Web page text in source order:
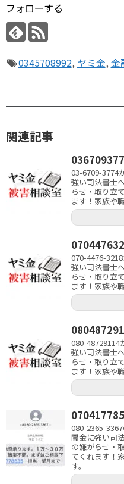
フォローする
0345708992, ヤミ金, 金
関連記事
03-6709-3774
強い司法書士
らせ・取り立
ます！家族や
070-4476-
強い司法書士
らせ・取り立
ます！家族や
080-48729114
強い司法書士
らせ・取り立
ます！家族や
080-2365-
闇金に強い司
の嫌がらせ・
てくれます！
す。